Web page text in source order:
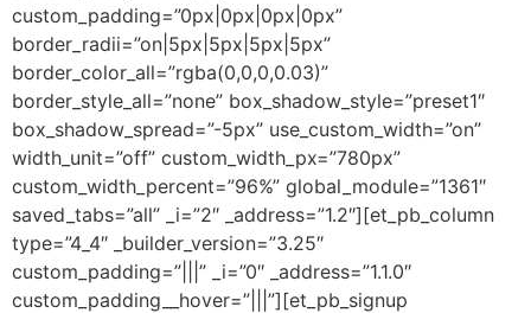
custom_padding=”0px|0px|0px|0px”
border_radii=”on|5px|5px|5px|5px”
border_color_all=”rgba(0,0,0,0.03)”
border_style_all=”none” box_shadow_style=”preset1″
box_shadow_spread=”-5px” use_custom_width=”on”
width_unit=”off” custom_width_px=”780px”
custom_width_percent=”96%” global_module=”1361″
saved_tabs=”all” _i=”2″ _address=”1.2″][et_pb_column
type=”4_4″ _builder_version=”3.25″
custom_padding=”|||” _i=”0″ _address=”1.1.0″
custom_padding__hover=”|||”][et_pb_signup